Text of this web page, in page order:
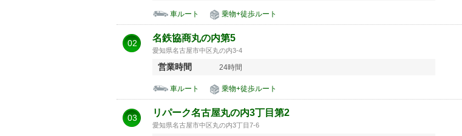
車ルート 乗物+徒歩ルート
02 名鉄協商丸の内第5
愛知県名古屋市中区丸の内3-4
営業時間 24時間
車ルート 乗物+徒歩ルート
03 リパーク名古屋丸の内3丁目第2
愛知県名古屋市中区丸の内3丁目7-6